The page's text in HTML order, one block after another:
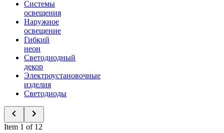
Системы
освещения
Наружное
освещение
Гибкий
неон
Светодиодный
декор
Электроустановочные
изделия
Светодиоды
Item 1 of 12